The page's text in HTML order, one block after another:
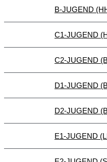
B-JUGEND
C1-JUGEND
C2-JUGEND
D1-JUGEND
D2-JUGEND
E1-JUGEND